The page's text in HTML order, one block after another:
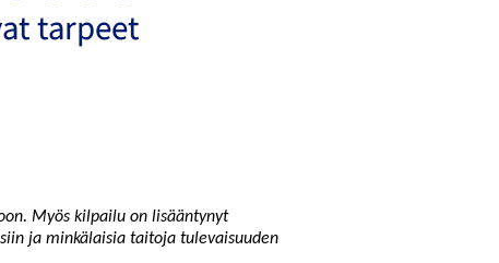
Myös kilpailu on lisääntynyt
ja minkälaisia taitoja tulevaisuuden